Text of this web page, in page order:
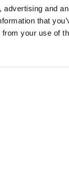
advertising and
that
from your use of
sulla